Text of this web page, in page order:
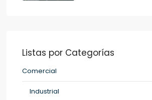
Listas por Categorías
Comercial
Industrial